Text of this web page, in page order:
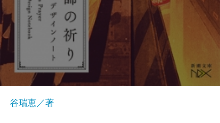
谷瑞恵／著